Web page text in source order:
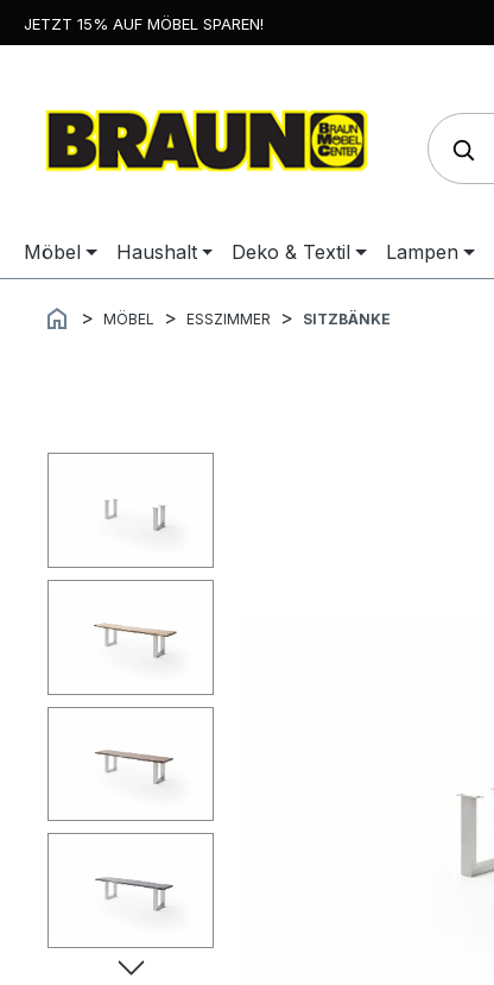
Zur Hauptnavigation springen
JETZT 15% AUF MÖBEL SPAREN!
Möbel Haushalt Deko & Textil Lampen
MÖBEL ESSZIMMER SITZBÄNKE